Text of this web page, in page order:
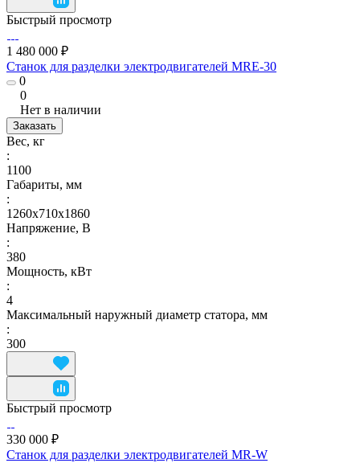
Быстрый просмотр
1 480 000 ₽
Станок для разделки электродвигателей MRE-30
0
0
Нет в наличии
Заказать
Вес, кг
:
1100
Габариты, мм
:
1260х710х1860
Напряжение, В
:
380
Мощность, кВт
:
4
Максимальный наружный диаметр статора, мм
:
300
Быстрый просмотр
330 000 ₽
Станок для разделки электродвигателей MR-W